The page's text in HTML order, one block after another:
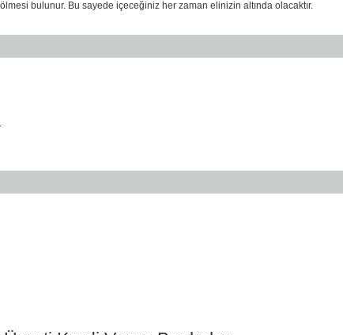
bulunur. Bu sayede içeceğiniz her zaman elinizin altında olacaktır.